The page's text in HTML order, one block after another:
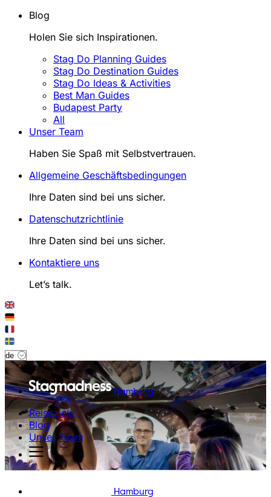
Blog
Holen Sie sich Inspirationen.
Stag Do Planning Guides
Stag Do Destination Guides
Stag Do Ideas & Activities
Best Man Guides
Budapest Party
All
Unser Team
Haben Sie Spaß mit Selbstvertrauen.
Allgemeine Geschäftsbedingungen
Ihre Daten sind bei uns sicher.
Datenschutzrichtlinie
Ihre Daten sind bei uns sicher.
Kontaktiere uns
Let’s talk.
Hamburg
Reiseziele
Blog
Unser Team
Hamburg